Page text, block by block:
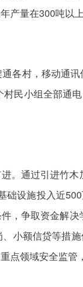
产量在300吨以
各村，移动通
民小组全部通
。通过引进竹
础设施投入近
，争取资金解
小额信贷等措
点领域安全监管